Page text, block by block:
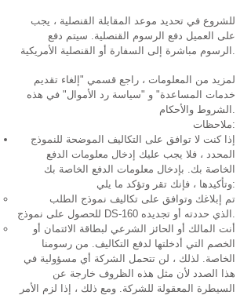
للشروع في تحديد موعد المقابلة القنصلية ، يجب
على العميل دفع الرسوم القنصلية. سيتم دفع
الرسوم مباشرة إلى السفارة أو القنصلية الأمريكية.
لمزيد من المعلومات ، راجع قسمي "إلغاء تقديم
خدمات المساعدة" و "سياسة رد الأموال" في هذه
الشروط والأحكام.
ملاحظات:
إذا كنت لا توافق على التكاليف الموضحة للنموذج
المحدد ، فلا يجب عليك إدخال معلومات الدفع
الخاصة بك. بإدخال معلومات الدفع الخاصة بك
وتأكيدها ، فإنك تقر وتؤكد ما يلي:
تم إبلاغك وتوافق على تكاليف نموذج الطلب
للحصول على نموذج DS-160 الذي حددته أو تجديده.
أنت المالك أو الحائز الشرعي لبطاقة الائتمان أو
الخصم التي أدخلتها لدفع التكاليف. من رسومنا
الخاصة. لذلك ، لن تتحمل الشركة أي مسؤولية في
هذا الصدد لأن مثل هذه الظروف خارجة عن
السيطرة المعقولة للشركة. ومع ذلك ، إذا لزم الأمر